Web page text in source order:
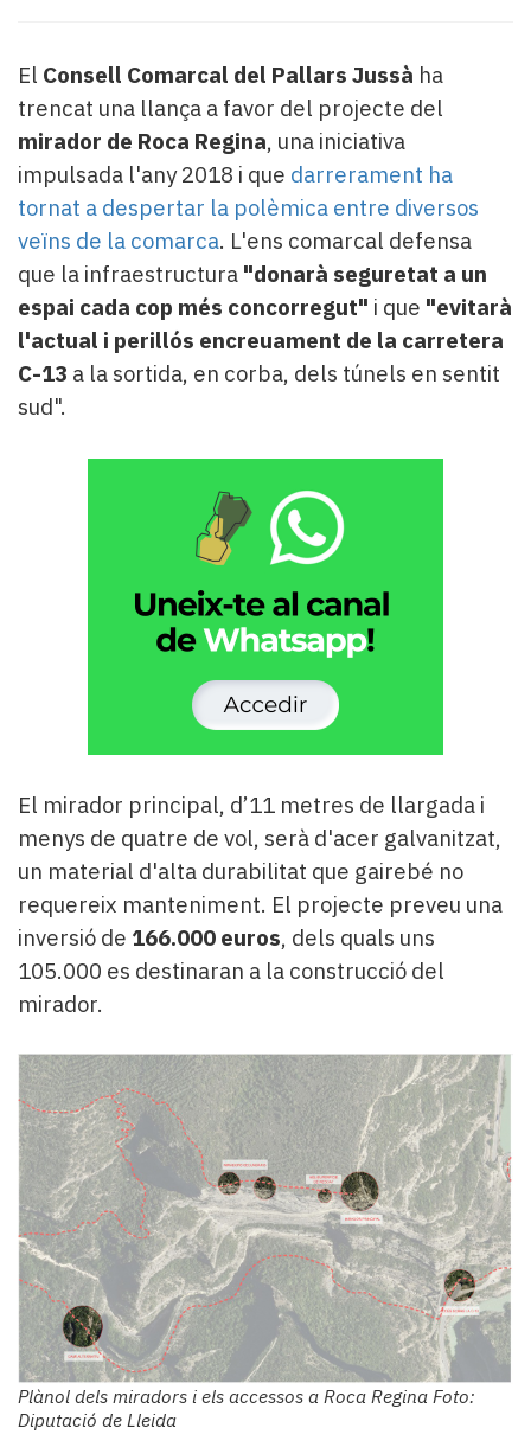
Pallars
patrocinat
Lo
més
llegit...
Editorial
El Consell Comarcal del Pallars Jussà ha
trencat una llança a favor del projecte del
mirador de Roca Regina, una iniciativa
impulsada l'any 2018 i que darrerament ha
tornat a despertar la polèmica entre diversos
veïns de la comarca. L'ens comarcal defensa
que la infraestructura "donarà seguretat a un
espai cada cop més concorregut" i que "evitarà
l'actual i perillós encreuament de la carretera
C-13 a la sortida, en corba, dels túnels en sentit
sud".
El mirador principal, d’11 metres de llargada i
menys de quatre de vol, serà d'acer galvanitzat,
un material d'alta durabilitat que gairebé no
requereix manteniment. El projecte preveu una
inversió de 166.000 euros, dels quals uns
105.000 es destinaran a la construcció del
mirador.
Plànol dels miradors i els accessos a Roca Regina Foto:
Diputació de Lleida